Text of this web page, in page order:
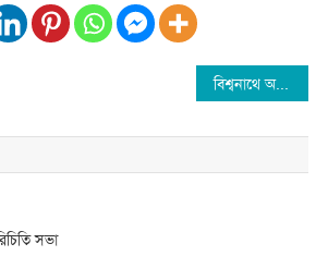
বিশ্বনাথে অর্থদন্ড’সহ সাজাপ্রাপ্ত দুই আসামি গ্রেফতার
সভা